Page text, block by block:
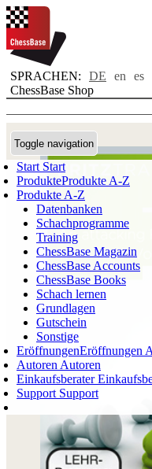
SPRACHEN: DE en es
ChessBase Shop
Toggle navigation
Start Start
ProdukteProdukte A-Z
Produkte A-Z
Datenbanken
Schachprogramme
Training
ChessBase Magazin
ChessBase Accounts
ChessBase Books
Schach lernen
Grundlagen
Gutschein
Sonstige
EröffnungenEröffnungen
Autoren Autoren
Einkaufsberater
Support Support